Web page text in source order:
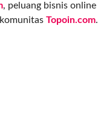
, peluang bisnis online
Topoin.com.